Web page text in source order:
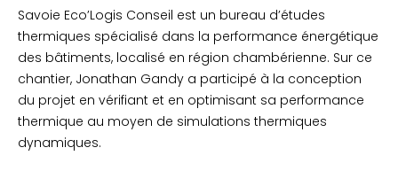
Savoie Eco’Logis Conseil est un bureau d’études
thermiques spécialisé dans la performance énergétique
des bâtiments, localisé en région chambérienne. Sur ce
chantier, Jonathan Gandy a participé à la conception
du projet en vérifiant et en optimisant sa performance
thermique au moyen de simulations thermiques
dynamiques.